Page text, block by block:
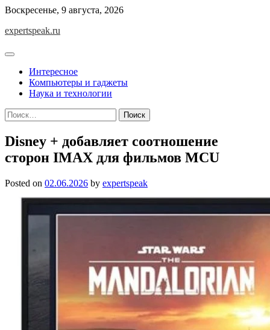
Skip
content
Воскресенье, 9 августа, 2026
expertspeak.ru
Интересное
Компьютеры и гаджеты
Наука и технологии
Найти:
Disney + добавляет соотношение
сторон IMAX для фильмов MCU
Posted on 02.06.2026 by expertspeak